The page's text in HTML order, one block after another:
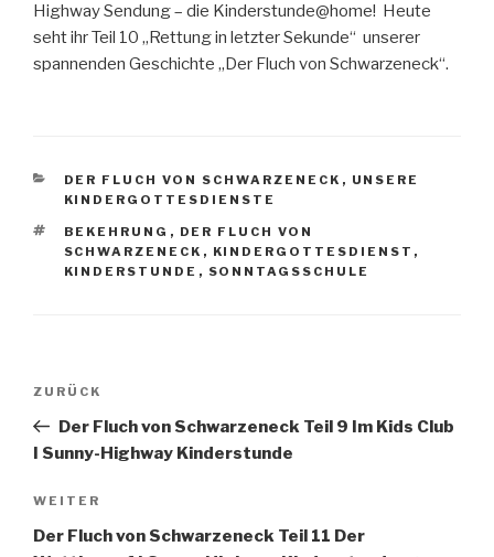
Highway Sendung – die Kinderstunde@home! Heute
seht ihr Teil 10 „Rettung in letzter Sekunde“ unserer
spannenden Geschichte „Der Fluch von Schwarzeneck“.
KATEGORIEN
DER FLUCH VON SCHWARZENECK , UNSERE
KINDERGOTTESDIENSTE
SCHLAGWÖRTER
BEKEHRUNG , DER FLUCH VON
SCHWARZENECK , KINDERGOTTESDIENST ,
KINDERSTUNDE , SONNTAGSSCHULE
Beitragsnavigation
Vorheriger
Beitrag
ZURÜCK
Der Fluch von Schwarzeneck Teil 9 Im Kids Club
I Sunny-Highway Kinderstunde
Nächster
Beitrag
WEITER
Der Fluch von Schwarzeneck Teil 11 Der